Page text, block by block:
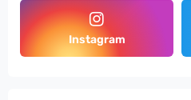
Instagram